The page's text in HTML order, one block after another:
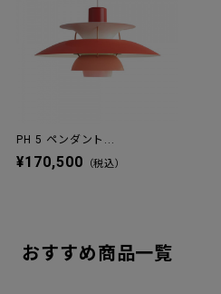
PH 5 ペンダント...
¥170,500 （税込）
おすすめ商品一覧